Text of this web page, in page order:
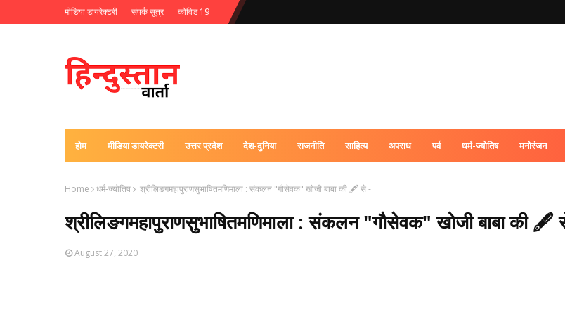
मीडिया डायरेक्टरी संपर्क सूत्र कोविड 19
होम मीडिया डायरेक्टरी उत्तर प्रदेश देश-दुनिया राजनीति साहित्य अपराध पर्व धर्म-ज्योतिष मनोरंजन
Home धर्म-ज्योतिष श्रीलिङगमहापुराणसुभाषितमणिमाला : संकलन "गौसेवक" खोजी बाबा की 🖋️ से -
श्रीलिङगमहापुराणसुभाषितमणिमाला : संकलन "गौसेवक" खोजी बाबा की 🖋️
August 27, 2020